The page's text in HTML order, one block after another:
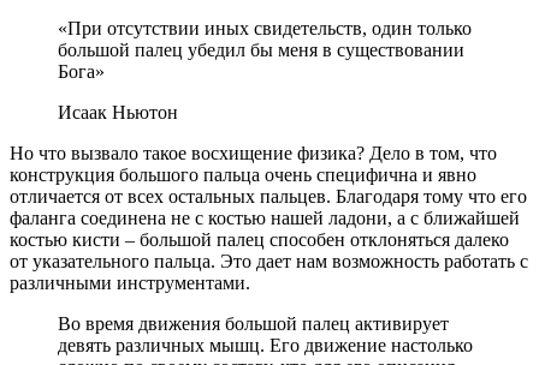
«При отсутствии иных свидетельств, один только
большой палец убедил бы меня в существовании
Бога»
Исаак Ньютон
Но что вызвало такое восхищение физика? Дело в том, что
конструкция большого пальца очень специфична и явно
отличается от всех остальных пальцев. Благодаря тому что его
фаланга соединена не с костью нашей ладони, а с ближайшей
костью кисти – большой палец способен отклоняться далеко
от указательного пальца. Это дает нам возможность работать с
различными инструментами.
Во время движения большой палец активирует
девять различных мышц. Его движение настолько